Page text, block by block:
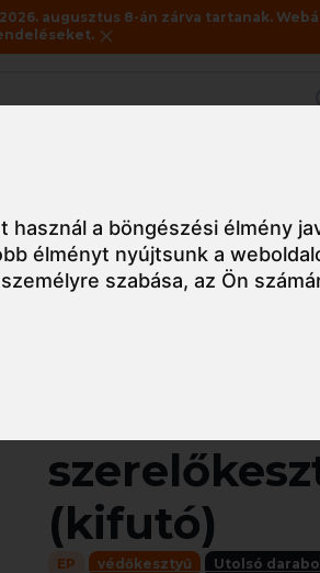
a böngészési élmény
élményt nyújtsunk a
szabása,az Ön
augusztus 8-án zárva tartanak.
(kifutó)
EP védőkesztyű Utolsó